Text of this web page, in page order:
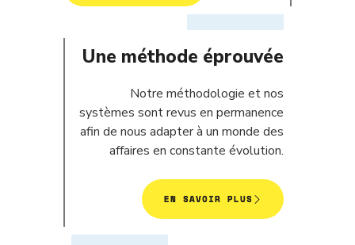
Une méthode éprouvée
Notre méthodologie et nos
systèmes sont revus en permanence
afin de nous adapter à un monde des
affaires en constante évolution.
EN SAVOIR PLUS